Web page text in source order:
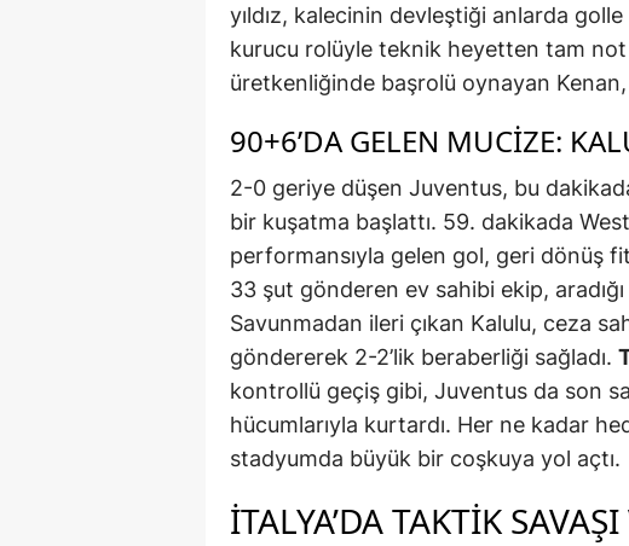
yıldız, kalecinin devleştiği anlarda golle
kurucu rolüyle teknik heyetten tam not
üretkenliğinde başrolü oynayan Kenan,
90+6’DA GELEN MUCIZE:
2-0 geriye düşen Juventus, bu
bir kuşatma başlattı. 59. dakikada
performansıyla gelen gol, geri dönüş
33 şut gönderen ev sahibi ekip,
Savunmadan ileri çıkan Kalulu, ceza
göndererek 2-2’lik beraberliği sağladı.
kontrollü geçiş gibi, Juventus da son
hücumlarıyla kurtardı. Her ne kadar
stadyumda büyük bir coşkuya yol açtı.
İTALYA’DA TAKTIK